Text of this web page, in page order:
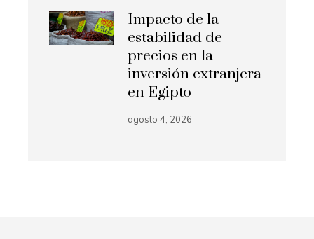
Impacto de la
estabilidad de
precios en la
inversión extranjera
en Egipto
agosto 4, 2026